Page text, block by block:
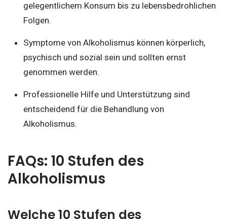
gelegentlichem Konsum bis zu lebensbedrohlichen
Folgen.
Symptome von Alkoholismus können körperlich,
psychisch und sozial sein und sollten ernst
genommen werden.
Professionelle Hilfe und Unterstützung sind
entscheidend für die Behandlung von
Alkoholismus.
FAQs: 10 Stufen des
Alkoholismus
Welche 10 Stufen des